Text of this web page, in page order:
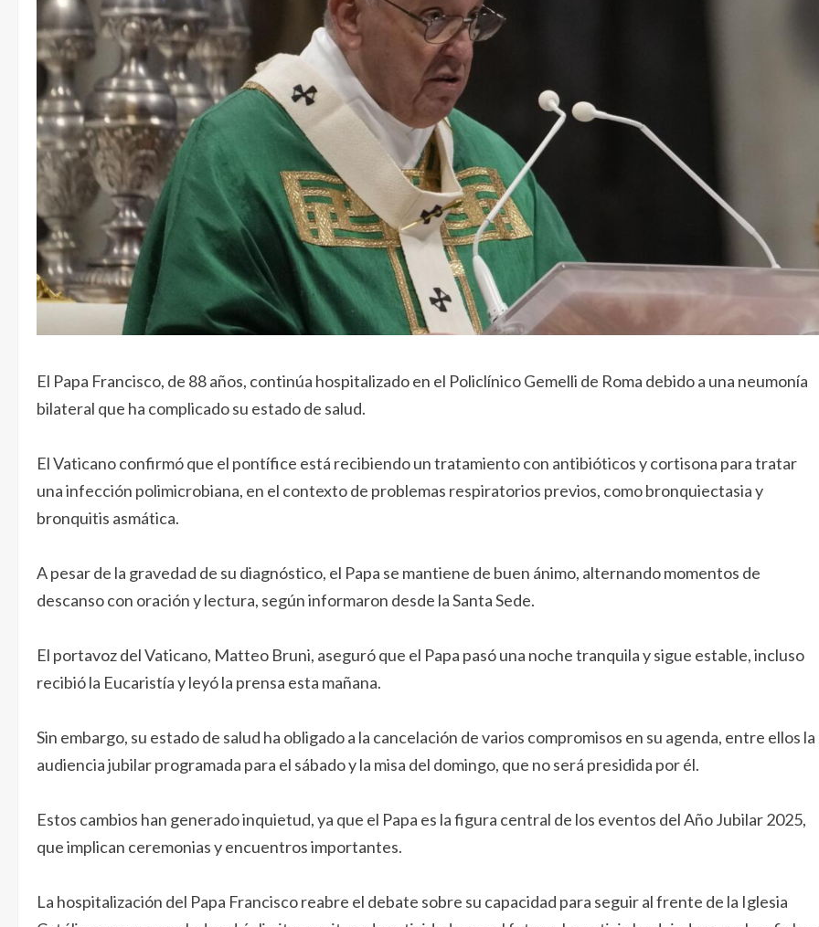
El Papa Francisco, de 88 años, continúa hospitalizado en el Policlínico Gemelli de Roma debido a una neumonía
bilateral que ha complicado su estado de salud.
El Vaticano confirmó que el pontífice está recibiendo un tratamiento con antibióticos y cortisona para tratar
una infección polimicrobiana, en el contexto de problemas respiratorios previos, como bronquiectasia y
bronquitis asmática.
A pesar de la gravedad de su diagnóstico, el Papa se mantiene de buen ánimo, alternando momentos de
descanso con oración y lectura, según informaron desde la Santa Sede.
El portavoz del Vaticano, Matteo Bruni, aseguró que el Papa pasó una noche tranquila y sigue estable, incluso
recibió la Eucaristía y leyó la prensa esta mañana.
Sin embargo, su estado de salud ha obligado a la cancelación de varios compromisos en su agenda, entre ellos la
audiencia jubilar programada para el sábado y la misa del domingo, que no será presidida por él.
Estos cambios han generado inquietud, ya que el Papa es la figura central de los eventos del Año Jubilar 2025,
que implican ceremonias y encuentros importantes.
La hospitalización del Papa Francisco reabre el debate sobre su capacidad para seguir al frente de la Iglesia